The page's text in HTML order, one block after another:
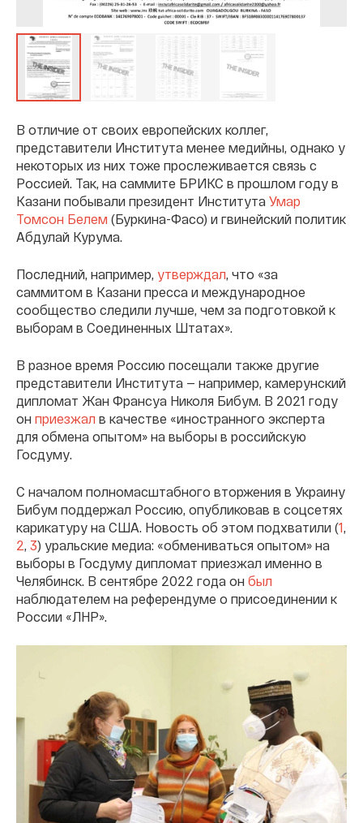
В отличие от своих европейских коллег,
представители Института менее медийны, однако у
некоторых из них тоже прослеживается связь с
Россией. Так, на саммите БРИКС в прошлом году в
Казани побывали президент Института Умар
Томсон Белем (Буркина-Фасо) и гвинейский политик
Абдулай Курума.
Последний, например, утверждал, что «за
саммитом в Казани пресса и международное
сообщество следили лучше, чем за подготовкой к
выборам в Соединенных Штатах».
В разное время Россию посещали также другие
представители Института — например, камерунский
дипломат Жан Франсуа Николя Бибум. В 2021 году
он приезжал в качестве «иностранного эксперта
для обмена опытом» на выборы в российскую
Госдуму.
С началом полномасштабного вторжения в Украину
Бибум поддержал Россию, опубликовав в соцсетях
карикатуру на США. Новость об этом подхватили (1,
2, 3) уральские медиа: «обмениваться опытом» на
выборы в Госдуму дипломат приезжал именно в
Челябинск. В сентябре 2022 года он был
наблюдателем на референдуме о присоединении к
России «ЛНР».